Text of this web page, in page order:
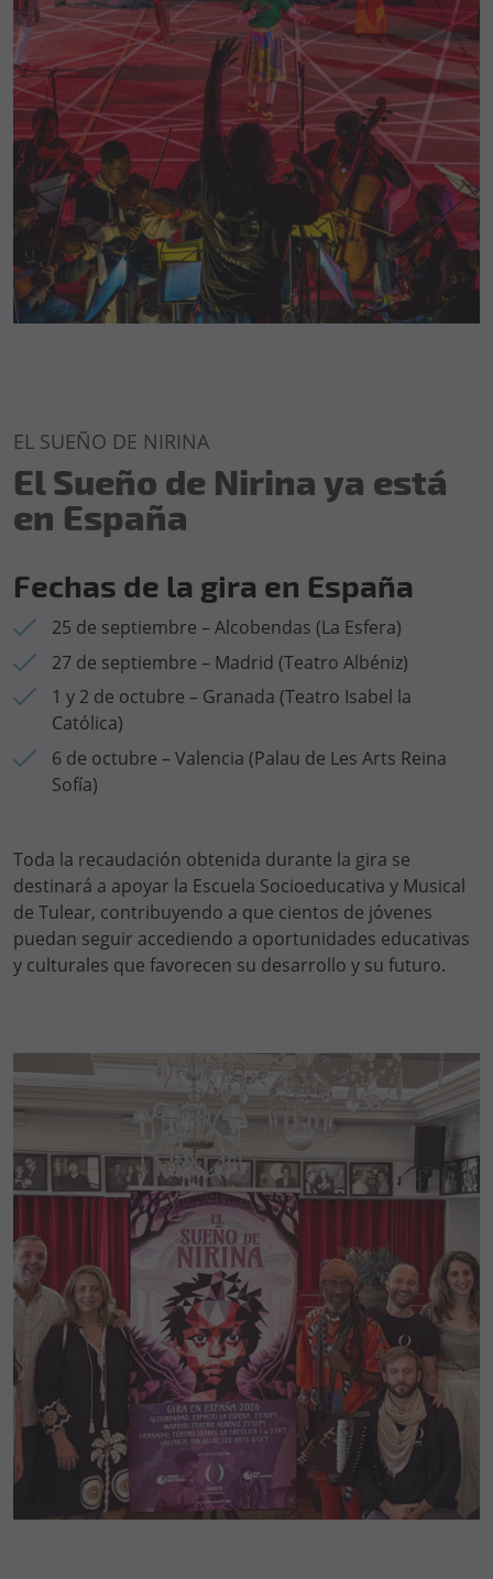
EL SUEÑO DE NIRINA
El Sueño de Nirina ya está
en España
Fechas de la gira en España
25 de septiembre – Alcobendas (La Esfera)
27 de septiembre – Madrid (Teatro Albéniz)
1 y 2 de octubre – Granada (Teatro Isabel la
Católica)
6 de octubre – Valencia (Palau de Les Arts Reina
Sofía)
Toda la recaudación obtenida durante la gira se
destinará a apoyar la Escuela Socioeducativa y Musical
de Tulear, contribuyendo a que cientos de jóvenes
puedan seguir accediendo a oportunidades educativas
y culturales que favorecen su desarrollo y su futuro.